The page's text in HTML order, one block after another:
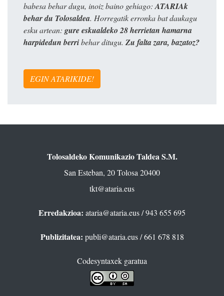
babesa behar dugu, inoiz baino gehiago: ATARIAk
behar du Tolosaldea. Horregatik erronka bat daukagu
esku artean: gure eskualdeko 28 herrietan hamarna
harpidedun berribehar ditugu. Zu falta zara, bazatoz?
EGIN ATARIKIDE!
Tolosaldeko Komunikazio Taldea S.M.
San Esteban, 20 Tolosa 20400
tkt@ataria.eus
Erredakzioa: ataria@ataria.eus/ 943 655 695
Publizitatea: publi@ataria.eus/ 661 678 818
Codesyntaxek garatua